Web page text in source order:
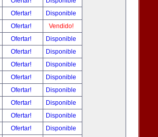
Ofertar!
Disponible
Ofertar!
Vendido!
Ofertar!
Disponible
Ofertar!
Disponible
Ofertar!
Disponible
Ofertar!
Disponible
Ofertar!
Disponible
Ofertar!
Disponible
Ofertar!
Disponible
Ofertar!
Disponible